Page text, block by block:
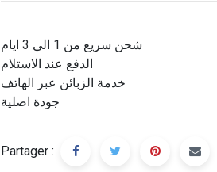
شحن سريع من 1 الى 3 ايام
الدفع عند الاستلام
خدمة الزبائن عبر الهاتف
جودة اصلية
Partager :